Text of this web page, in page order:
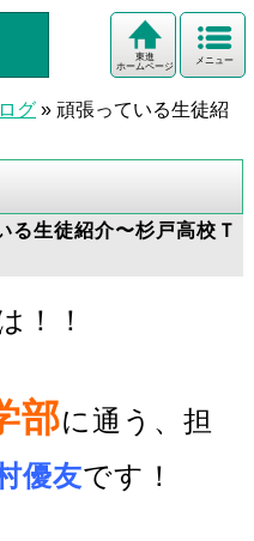
メニュー
東進
ホームページ
グ » 頑張っている生徒紹
生徒紹介〜杉戸高校Ｔ
！！
部に通う、担
優友です ！